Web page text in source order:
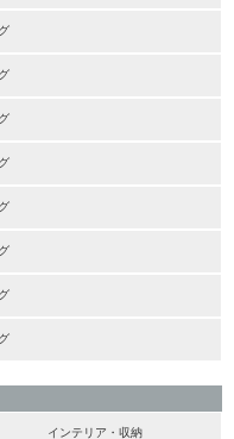
インテリア・収納